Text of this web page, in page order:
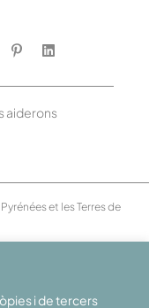
i de tercers
aiderons
et les Terres de